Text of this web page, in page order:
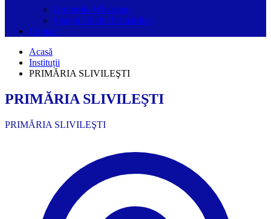
Grupurile Whatsapp
Spațiul Ghidul Primăriilor
Contact
Acasă
Instituții
PRIMĂRIA SLIVILEŞTI
PRIMĂRIA SLIVILEŞTI
PRIMĂRIA SLIVILEŞTI